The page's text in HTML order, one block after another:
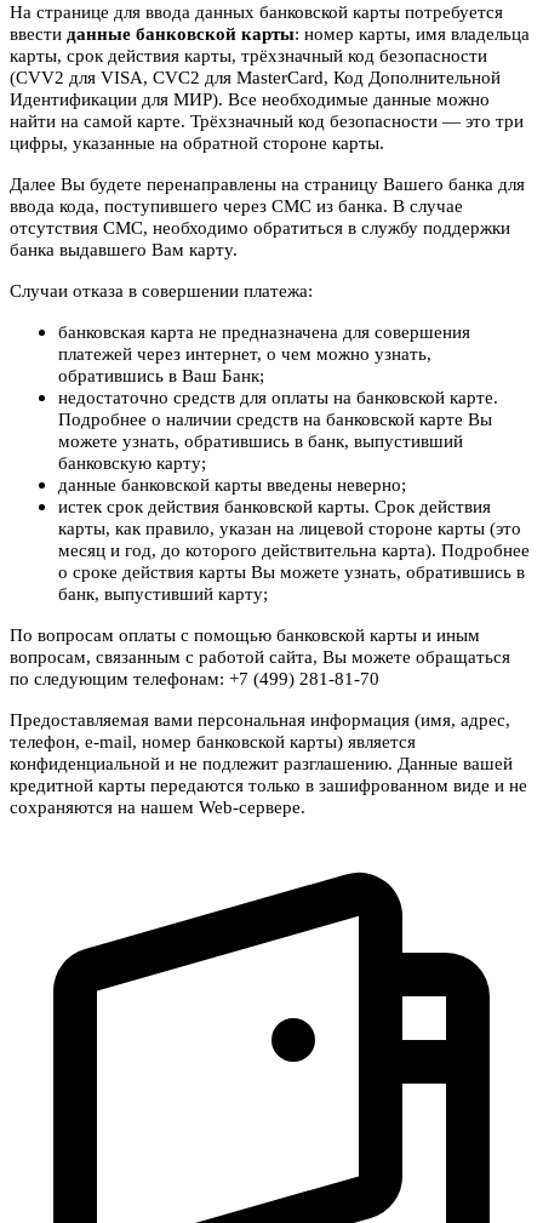
На странице для ввода данных банковской карты потребуется
ввести данные банковской карты: номер карты, имя владельца
карты, срок действия карты, трёхзначный код безопасности
(CVV2 для VISA, CVC2 для MasterCard, Код Дополнительной
Идентификации для МИР). Все необходимые данные можно
найти на самой карте. Трёхзначный код безопасности — это три
цифры, указанные на обратной стороне карты.
Далее Вы будете перенаправлены на страницу Вашего банка для
ввода кода, поступившего через СМС из банка. В случае
отсутствия СМС, необходимо обратиться в службу поддержки
банка выдавшего Вам карту.
Случаи отказа в совершении платежа:
банковская карта не предназначена для совершения
платежей через интернет, о чем можно узнать,
обратившись в Ваш Банк;
недостаточно средств для оплаты на банковской карте.
Подробнее о наличии средств на банковской карте Вы
можете узнать, обратившись в банк, выпустивший
банковскую карту;
данные банковской карты введены неверно;
истек срок действия банковской карты. Срок действия
карты, как правило, указан на лицевой стороне карты (это
месяц и год, до которого действительна карта). Подробнее
о сроке действия карты Вы можете узнать, обратившись в
банк, выпустивший карту;
По вопросам оплаты с помощью банковской карты и иным
вопросам, связанным с работой сайта, Вы можете обращаться
по следующим телефонам: +7 (499) 281-81-70
Предоставляемая вами персональная информация (имя, адрес,
телефон, e-mail, номер банковской карты) является
конфиденциальной и не подлежит разглашению. Данные вашей
кредитной карты передаются только в зашифрованном виде и не
сохраняются на нашем Web-сервере.